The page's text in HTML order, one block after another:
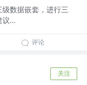
数据嵌套，进行三
议...
评论
关注